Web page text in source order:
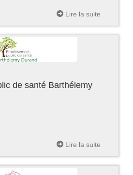
Lire la suite
de santé Barthélemy
Lire la suite